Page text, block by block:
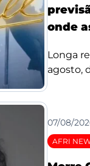
onde
Longa
agosto,
07/08/
AFRI